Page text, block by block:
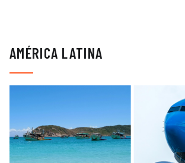
AMÉRICA LATINA